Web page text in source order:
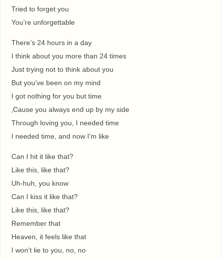
Tried to forget you
You’re unforgettable
There’s 24 hours in a day
I think about you more than 24 times
Just trying not to think about you
But you’ve been on my mind
I got nothing for you but time
‚Cause you always end up by my side
Through loving you, I needed time
I needed time, and now I’m like
Can I hit it like that?
Like this, like that?
Uh-huh, you know
Can I kiss it like that?
Like this, like that?
Remember that
Heaven, it feels like that
I won’t lie to you, no, no